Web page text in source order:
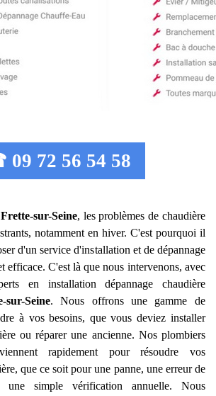
72 56 54 58
sur-Seine, les problèmes de chaudière
notamment en hiver. C'est pourquoi il
d'un service d'installation et de dépannage
efficace. C'est là que nous intervenons, avec
en installation dépannage chaudière
Seine. Nous offrons une gamme de
à vos besoins, que vous deviez installer
ou réparer une ancienne. Nos plombiers
rapidement pour résoudre vos
que ce soit pour une panne, une erreur de
une simple vérification annuelle. Nous